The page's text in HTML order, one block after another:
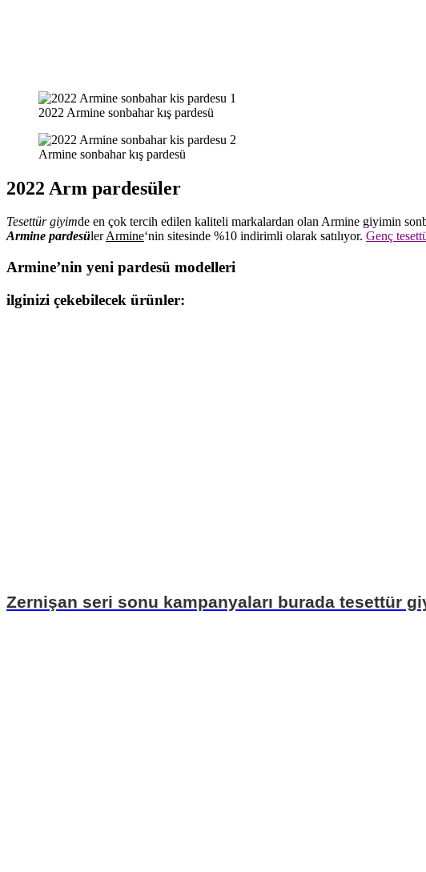
2022 Armine sonbahar kış pardesü
Armine sonbahar kış pardesü
2022 Arm pardesüler
Tesettür giyimde en çok tercih edilen kaliteli markalardan olan Armine giyimin
Armine pardesülerArmine‘nin sitesinde %10 indirimli olarak satılıyor. Genç
Armine’nin yeni pardesü modelleri
ilginizi çekebilecek ürünler:
Zernişan seri sonu kampanyaları burada tesettür